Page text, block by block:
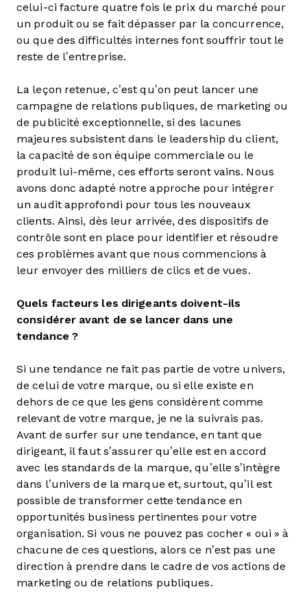
celui-ci facture quatre fois le prix du marché pour
un produit ou se fait dépasser par la concurrence,
ou que des difficultés internes font souffrir tout le
reste de l’entreprise.
La leçon retenue, c’est qu’on peut lancer une
campagne de relations publiques, de marketing ou
de publicité exceptionnelle, si des lacunes
majeures subsistent dans le leadership du client,
la capacité de son équipe commerciale ou le
produit lui-même, ces efforts seront vains. Nous
avons donc adapté notre approche pour intégrer
un audit approfondi pour tous les nouveaux
clients. Ainsi, dès leur arrivée, des dispositifs de
contrôle sont en place pour identifier et résoudre
ces problèmes avant que nous commencions à
leur envoyer des milliers de clics et de vues.
Quels facteurs les dirigeants doivent-ils
considérer avant de se lancer dans une
tendance ?
Si une tendance ne fait pas partie de votre univers,
de celui de votre marque, ou si elle existe en
dehors de ce que les gens considèrent comme
relevant de votre marque, je ne la suivrais pas.
Avant de surfer sur une tendance, en tant que
dirigeant, il faut s’assurer qu’elle est en accord
avec les standards de la marque, qu’elle s’intègre
dans l’univers de la marque et, surtout, qu’il est
possible de transformer cette tendance en
opportunités business pertinentes pour votre
organisation. Si vous ne pouvez pas cocher « oui » à
chacune de ces questions, alors ce n’est pas une
direction à prendre dans le cadre de vos actions de
marketing ou de relations publiques.